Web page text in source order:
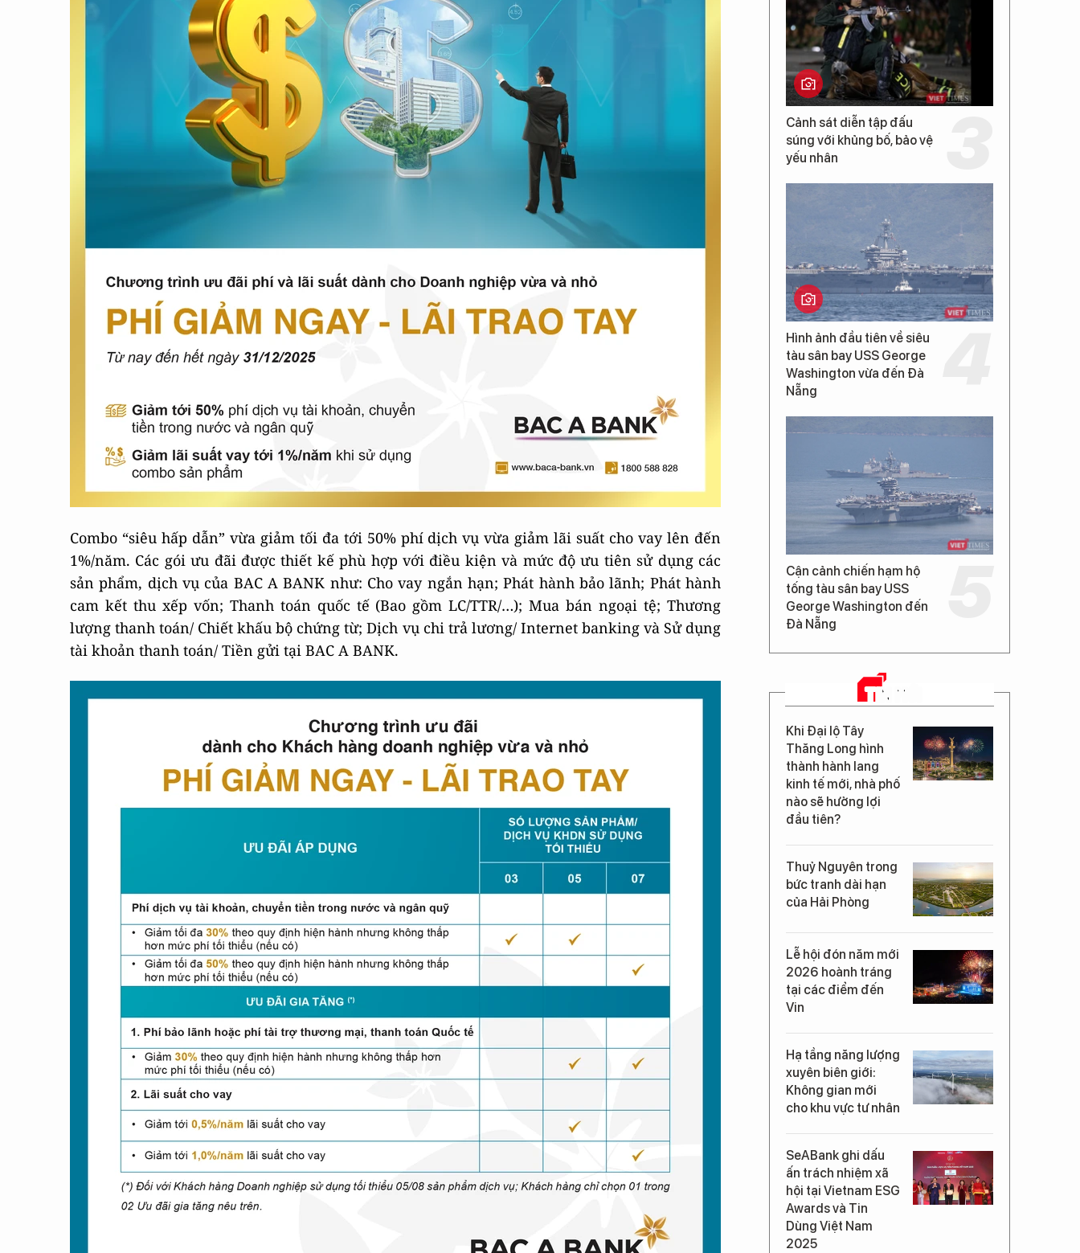
Combo “siêu hấp dẫn” vừa giảm tối đa tới 50% phí dịch vụ vừa giảm lãi suất cho vay lên đến
1%/năm. Các gói ưu đãi được thiết kế phù hợp với điều kiện và mức độ ưu tiên sử dụng các
sản phẩm, dịch vụ của BAC A BANK như: Cho vay ngắn hạn; Phát hành bảo lãnh; Phát hành
cam kết thu xếp vốn; Thanh toán quốc tế (Bao gồm LC/TTR/…); Mua bán ngoại tệ; Thương
lượng thanh toán/ Chiết khấu bộ chứng từ; Dịch vụ chi trả lương/ Internet banking và Sử dụng
tài khoản thanh toán/ Tiền gửi tại BAC A BANK.
Cảnh sát diễn tập đấu
súng với khủng bố, bảo vệ
yếu nhân
Hình ảnh đầu tiên về siêu
tàu sân bay USS George
Washington vừa đến Đà
Nẵng
Cận cảnh chiến hạm hộ
tống tàu sân bay USS
George Washington đến
Đà Nẵng
TIN MỚI
Khi Đại lộ Tây
Thăng Long hình
thành hành lang
kinh tế mới, nhà phố
nào sẽ hưởng lợi
đầu tiên?
Thuỷ Nguyên trong
bức tranh dài hạn
của Hải Phòng
Lễ hội đón năm mới
2026 hoành tráng
tại các điểm đến
Vin
Hạ tầng năng lượng
xuyên biên giới:
Không gian mới
cho khu vực tư nhân
SeABank ghi dấu
ấn trách nhiệm xã
hội tại Vietnam ESG
Awards và Tin
Dùng Việt Nam
2025